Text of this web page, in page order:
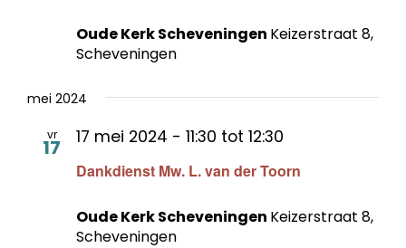
Oude Kerk Scheveningen Keizerstraat 8,
Scheveningen
mei 2024
vr
17
Dankdienst Mw. L. van der Toorn
17 mei 2024 - 11:30 tot 12:30
Oude Kerk Scheveningen Keizerstraat 8,
Scheveningen